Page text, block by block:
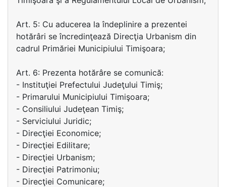
Art. 5: Cu aducerea la îndeplinire a prezentei
hotărâri se încredinţează Direcţia Urbanism din
cadrul Primăriei Municipiului Timişoara;
Art. 6: Prezenta hotărâre se comunică:
- Instituţiei Prefectului Judeţului Timiş;
- Primarului Municipiului Timişoara;
- Consiliului Judeţean Timiş;
- Serviciului Juridic;
- Direcţiei Economice;
- Direcţiei Edilitare;
- Direcţiei Urbanism;
- Direcţiei Patrimoniu;
- Direcţiei Comunicare;